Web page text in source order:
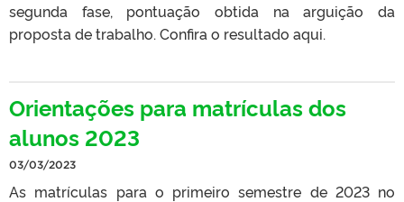
segunda fase, pontuação obtida na arguição da
proposta de trabalho. Confira o resultado aqui.
Orientações para matrículas dos
alunos 2023
03/03/2023
As matrículas para o primeiro semestre de 2023 no